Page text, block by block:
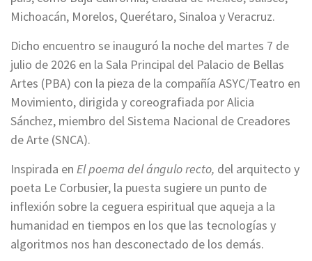
Michoacán, Morelos, Querétaro, Sinaloa y Veracruz.
Dicho encuentro se inauguró la noche del martes 7 de
julio de 2026 en la Sala Principal del Palacio de Bellas
Artes (PBA) con la pieza de la compañía ASYC/Teatro en
Movimiento, dirigida y coreografiada por Alicia
Sánchez, miembro del Sistema Nacional de Creadores
de Arte (SNCA).
Inspirada en El poema del ángulo recto, del arquitecto y
poeta Le Corbusier, la puesta sugiere un punto de
inflexión sobre la ceguera espiritual que aqueja a la
humanidad en tiempos en los que las tecnologías y
algoritmos nos han desconectado de los demás.